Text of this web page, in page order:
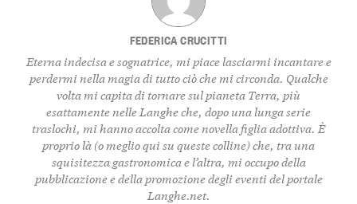
FEDERICA CRUCITTI
Eterna indecisa e sognatrice, mi piace lasciarmi incantare e
perdermi nella magia di tutto ciò che mi circonda. Qualche
volta mi capita di tornare sul pianeta Terra, più
esattamente nelle Langhe che, dopo una lunga serie
traslochi, mi hanno accolta come novella figlia adottiva. È
proprio là (o meglio qui su queste colline) che, tra una
squisitezza gastronomica e l’altra, mi occupo della
pubblicazione e della promozione degli eventi del portale
Langhe.net.